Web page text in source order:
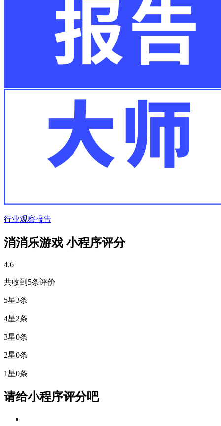
行业观察报告
消消乐游戏 小程序评分
4.6
共收到5条评价
5星3条
4星2条
3星0条
2星0条
1星0条
请给小程序评分吧